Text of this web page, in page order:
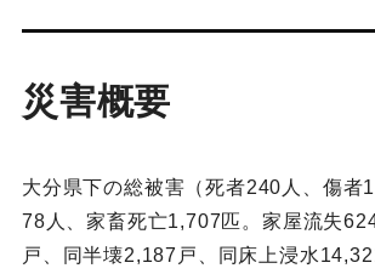
災害概要
大分県下の総被害（死者240人、傷者
78人、家畜死亡1,707匹。家屋流失
戸、同半壊2,187戸、同床上浸水